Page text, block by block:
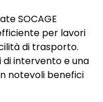
SOCAGE
per lavori
di trasporto.
intervento e una
notevoli benefici